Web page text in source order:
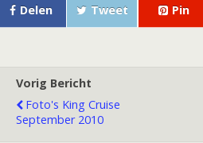
o
k
A Li
Delen Tweet Pin
Vorig Bericht
Foto's King Cruise
September 2010